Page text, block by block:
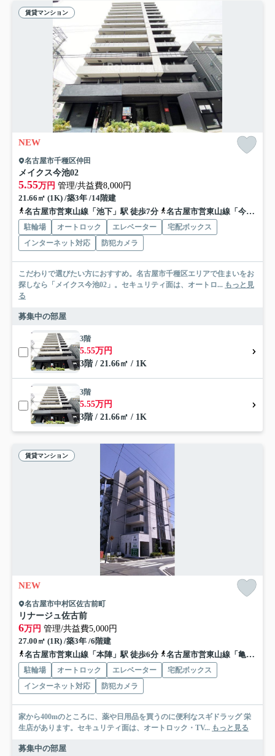
賃貸マンション
NEW
名古屋市千種区仲田
メイクス今池02
5.55万円 管理/共益費8,000円
21.66㎡ (1K) /築3年 /14階建
名古屋市営東山線「池下」駅 徒歩7分
名古屋市営東山線「今池」駅 徒歩7分
駐輪場 オートロック エレベーター
宅配ボックス
インターネット対応
防犯カメラ
こだわりで選びたい方におすすめ。名古屋市千種区エリアで住まいをお
探しなら「メイクス今池02」。セキュリティ面は、オートロ... もっと見
る
募集中の部屋
3階
5.55万円
3階 / 21.66㎡ / 1K
3階
5.55万円
3階 / 21.66㎡ / 1K
賃貸マンション
NEW
名古屋市中村区佐古前町
リナージュ佐古前
6万円 管理/共益費5,000円
27.00㎡ (1R) /築3年 /6階建
名古屋市営東山線「本陣」駅 徒歩6分
名古屋市営東山線「亀島」駅 徒歩8分
駐輪場 オートロック エレベーター
宅配ボックス
インターネット対応
防犯カメラ
家から400mのところに、薬や日用品を買うのに便利なスギドラッグ 栄
生店があります。セキュリティ面は、オートロック・TV... もっと見る
募集中の部屋